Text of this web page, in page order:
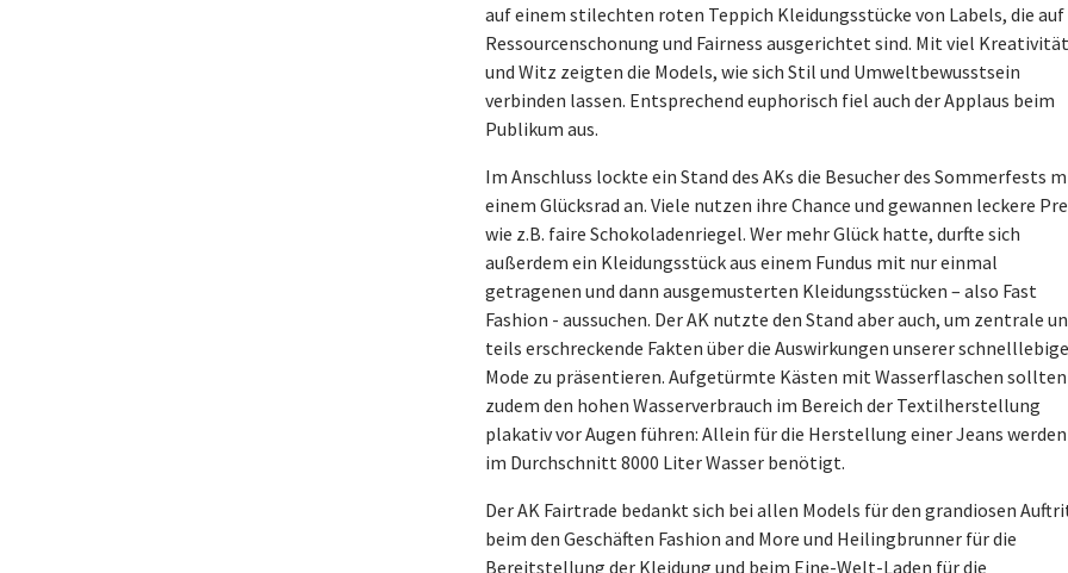
auf einem stilechten roten Teppich Kleidungsstücke von Labels, die auf
Ressourcenschonung und Fairness ausgerichtet sind. Mit viel Kreativität
und Witz zeigten die Models, wie sich Stil und Umweltbewusstsein
verbinden lassen. Entsprechend euphorisch fiel auch der Applaus beim
Publikum aus.
Im Anschluss lockte ein Stand des AKs die Besucher des Sommerfests
einem Glücksrad an. Viele nutzen ihre Chance und gewannen leckere
wie z.B. faire Schokoladenriegel. Wer mehr Glück hatte, durfte sich
außerdem ein Kleidungsstück aus einem Fundus mit nur einmal
getragenen und dann ausgemusterten Kleidungsstücken – also Fast
Fashion - aussuchen. Der AK nutzte den Stand aber auch, um zentrale
teils erschreckende Fakten über die Auswirkungen unserer
Mode zu präsentieren. Aufgetürmte Kästen mit Wasserflaschen sollten
zudem den hohen Wasserverbrauch im Bereich der Textilherstellung
plakativ vor Augen führen: Allein für die Herstellung einer Jeans werden
im Durchschnitt 8000 Liter Wasser benötigt.
Der AK Fairtrade bedankt sich bei allen Models für den grandiosen
beim den Geschäften Fashion and More und Heilingbrunner für die
Bereitstellung der Kleidung und beim Eine-Welt-Laden für die